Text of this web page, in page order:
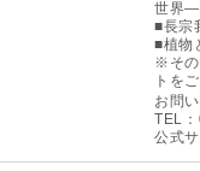
世界―
■長宗
■植物
※その
トを
お問
TEL
公式